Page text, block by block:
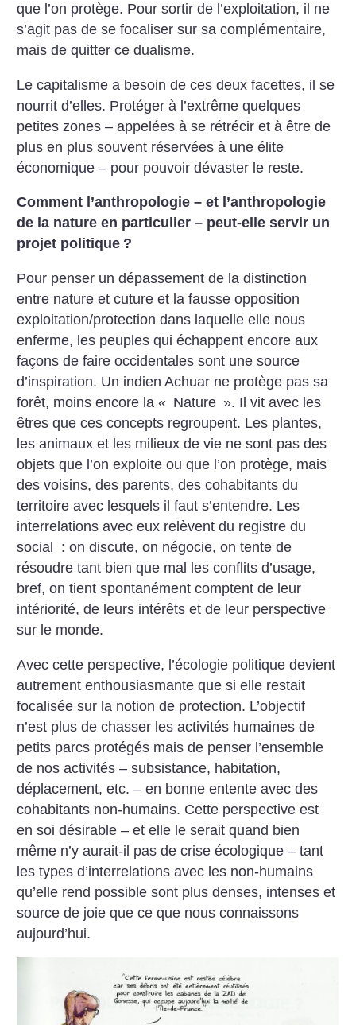
que l’on protège. Pour sortir de l’exploitation, il ne
s’agit pas de se focaliser sur sa complémentaire,
mais de quitter ce dualisme.
Le capitalisme a besoin de ces deux facettes, il se
nourrit d’elles. Protéger à l’extrême quelques
petites zones – appelées à se rétrécir et à être de
plus en plus souvent réservées à une élite
économique – pour pouvoir dévaster le reste.
Comment l’anthropologie – et l’anthropologie
de la nature en particulier – peut-elle servir un
projet politique ?
Pour penser un dépassement de la distinction
entre nature et cuture et la fausse opposition
exploitation/protection dans laquelle elle nous
enferme, les peuples qui échappent encore aux
façons de faire occidentales sont une source
d’inspiration. Un indien Achuar ne protège pas sa
forêt, moins encore la « Nature ». Il vit avec les
êtres que ces concepts regroupent. Les plantes,
les animaux et les milieux de vie ne sont pas des
objets que l’on exploite ou que l’on protège, mais
des voisins, des parents, des cohabitants du
territoire avec lesquels il faut s’entendre. Les
interrelations avec eux relèvent du registre du
social : on discute, on négocie, on tente de
résoudre tant bien que mal les conflits d’usage,
bref, on tient spontanément comptent de leur
intériorité, de leurs intérêts et de leur perspective
sur le monde.
Avec cette perspective, l’écologie politique devient
autrement enthousiasmante que si elle restait
focalisée sur la notion de protection. L’objectif
n’est plus de chasser les activités humaines de
petits parcs protégés mais de penser l’ensemble
de nos activités – subsistance, habitation,
déplacement, etc. – en bonne entente avec des
cohabitants non-humains. Cette perspective est
en soi désirable – et elle le serait quand bien
même n’y aurait-il pas de crise écologique – tant
les types d’interrelations avec les non-humains
qu’elle rend possible sont plus denses, intenses et
source de joie que ce que nous connaissons
aujourd’hui.